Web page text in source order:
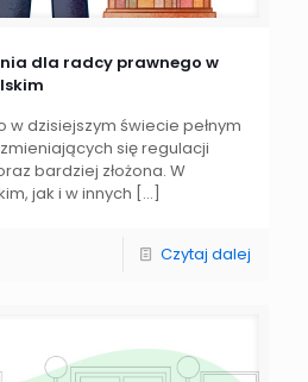
dla radcy prawnego w
dzisiejszym świecie pełnym
się regulacji
bardziej złożona. W
jak i w innych […]
Czytaj dalej